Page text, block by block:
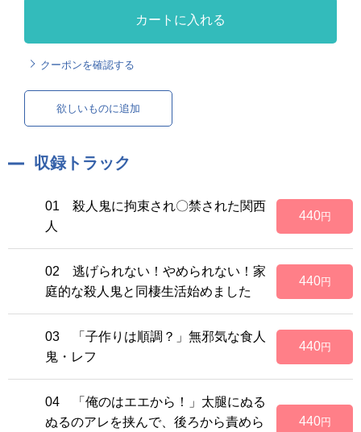
カートに入れる
クーポンを確認する
欲しいものに追加
収録トラック
01 殺人鬼に拘束され〇禁された関西
人
440円
02 逃げられない！やめられない！家
庭的な殺人鬼と同棲生活始めました
440円
03 「子作りは順調？」無邪気な食人
鬼・レフ
440円
04 「俺のはエエから！」太腿にぬる
ぬるのアレを挟んで、後ろから責めら
440円